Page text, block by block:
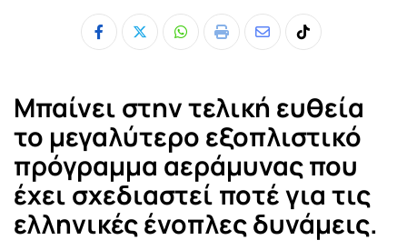
Whatsapp
Print
Share
Email
Tiktok
Μπαίνει στην τελική ευθεία
το μεγαλύτερο εξοπλιστικό
πρόγραμμα αεράμυνας που
έχει σχεδιαστεί ποτέ για τις
ελληνικές ένοπλες δυνάμεις.